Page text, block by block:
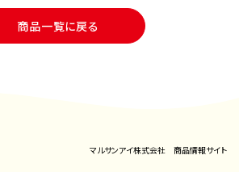
商品一覧に戻る
マルサンアイ株式会社 商品情報サイト